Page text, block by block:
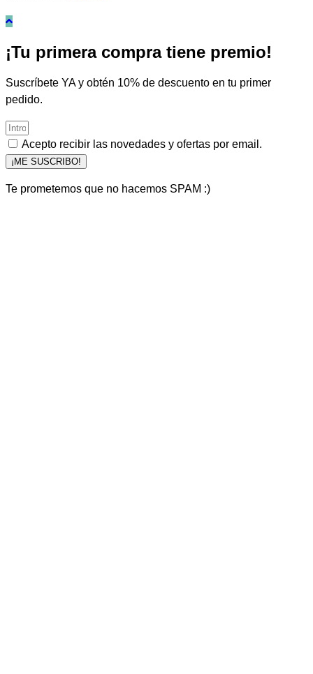
¡Tu primera compra tiene premio!
Suscríbete YA y obtén 10% de descuento en tu primer
pedido.
Acepto recibir las novedades y ofertas por email.
¡ME SUSCRIBO!
Te prometemos que no hacemos SPAM :)